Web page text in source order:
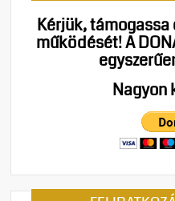
Kérjük, támogassa
működését!A
Nagyon